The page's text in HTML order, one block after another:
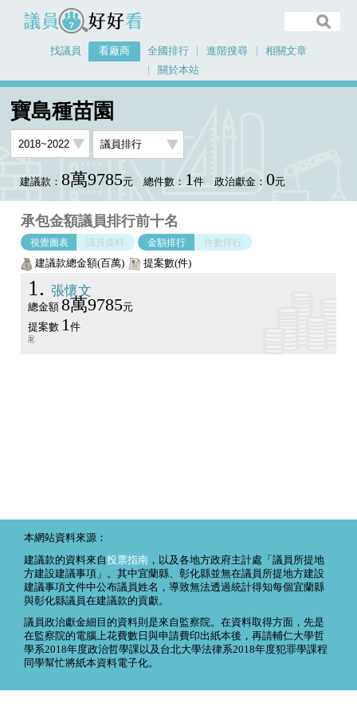
議員好好看
找議員 看廠商 全國排行 進階搜尋
相關文章
關於本站
首頁
寶島種苗園
建議款： 8萬9785元 總件數： 1件 政治獻金： 0元
承包金額議員排行前十名
視覺圖表 議員資料 金額排行 件數排行
建議款總金額(百萬) 提案數(件)
1 張懷文
總金額 8萬9785元
提案數 1件
本網站資料來源：
建議款的資料來自投票指南 ，以及各地方政府主計處「議員所提地
方建設建議事項」。其中宜蘭縣、彰化縣並無在議員所提地方建設
建議事項文件中公布議員姓名，導致無法透過統計得知每個宜蘭縣
與彰化縣議員在建議款的貢獻。
議員政治獻金細目的資料則是來自監察院。在資料取得方面，先是
在監察院的電腦上花費數日與申請費印出紙本後，再請輔仁大學哲
學系2018年度政治哲學課以及台北大學法律系2018年度犯罪學課程
同學幫忙將紙本資料電子化。